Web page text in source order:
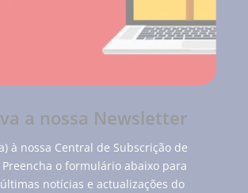
a nossa Newsletter
à nossa Central de Subscrição de
o formulário abaixo para
notícias e actualizações do